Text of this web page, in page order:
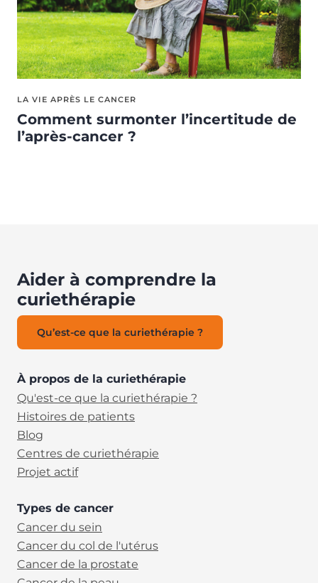
LA VIE APRÈS LE CANCER
Comment surmonter l’incertitude de
l’après-cancer ?
Aider à comprendre la
curiethérapie
Qu’est-ce que la curiethérapie ?
À propos de la curiethérapie
Qu'est-ce que la curiethérapie ?
Histoires de patients
Blog
Centres de curiethérapie
Projet actif
Types de cancer
Cancer du sein
Cancer du col de l'utérus
Cancer de la prostate